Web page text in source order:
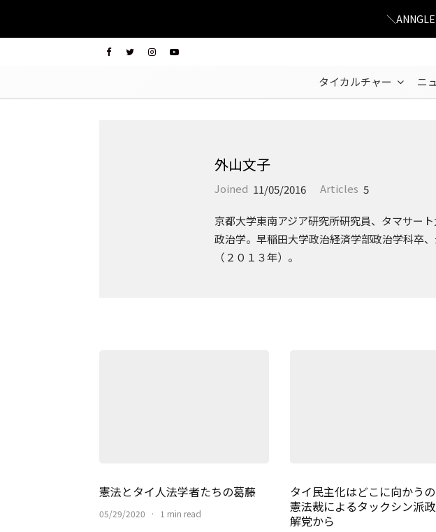
＼
タイカルチャー ニ
外山文子
Joined 11/05/2016 Articles 5
京都大学東南アジア研究所研究員、タマサー
政治学。早稲田大学政治経済学部政治学科卒
（２０１３年）。
憲法とタイ人法学者たちの葛藤
05/29/2020 · 1 min read
タイ民主化はどこに向かう
憲法裁によるタックシン派
解党から